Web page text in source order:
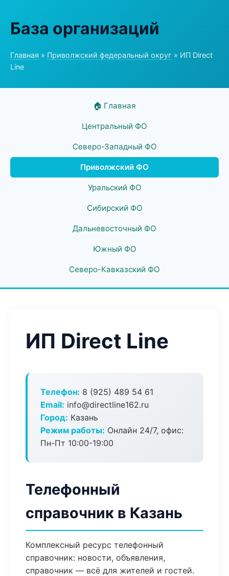
База организаций
Главная » Приволжский федеральный округ » ИП Direct
Line
🏠 Главная
Центральный ФО
Северо-Западный ФО
Приволжский ФО
Уральский ФО
Сибирский ФО
Дальневосточный ФО
Южный ФО
Северо-Кавказский ФО
ИП Direct Line
Телефон: 8 (925) 489 54 61
Email: info@directline162.ru
Город: Казань
Режим работы: Онлайн 24/7, офис:
Пн-Пт 10:00-19:00
Телефонный
справочник в Казань
Комплексный ресурс телефонный
справочник: новости, объявления,
справочник — всё для жителей и гостей.